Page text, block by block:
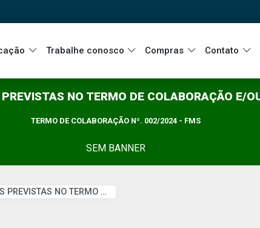
Trabalhe conosco Compras Contato
NO TERMO DE COLABORAÇÃO E/
TERMO DE COLABORAÇÃO Nº. 002/2024 - FMS
SEM BANNER
COMPETÊNCIAS PREVISTAS NO TERMO DE COLABORAÇÃO E/OU FOMENTO